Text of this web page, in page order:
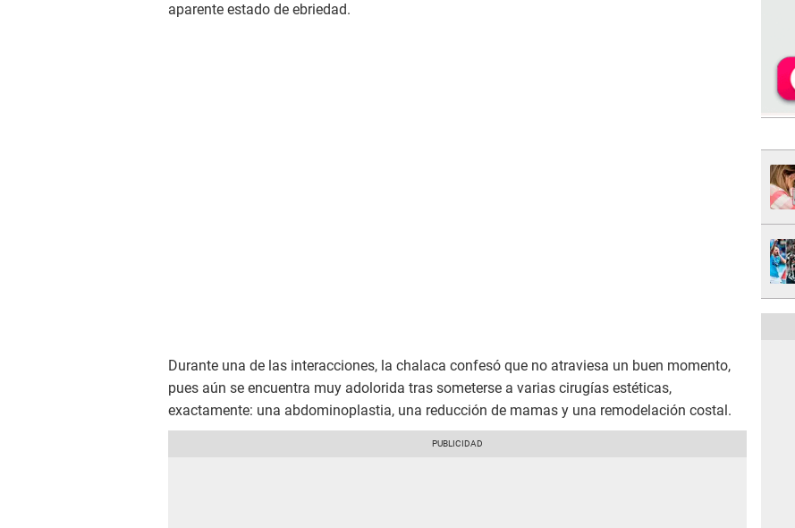
aparente estado de ebriedad.
Durante una de las interacciones, la chalaca confesó que no atraviesa un buen momento,
pues aún se encuentra muy adolorida tras someterse a varias cirugías estéticas,
exactamente: una abdominoplastia, una reducción de mamas y una remodelación costal.